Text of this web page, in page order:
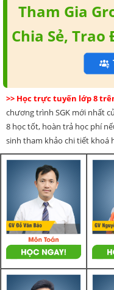
Tham Gia
Chia Sẻ,
>> Học trực tuyến lớp 8
chương trình SGK mới nhất
8 học tốt, hoàn trả học phí
sinh tham khảo chi tiết khoá